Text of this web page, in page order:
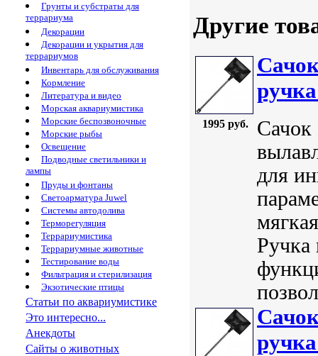
Грунты и субстраты для
террариума
Декорации
Декорации и укрытия для
террариумов
Инвентарь для обслуживания
Кормление
Литература и видео
Морская аквариумистика
Морские беспозвоночные
Морские рыбы
Освещение
Подводные светильники и
лампы
Пруды и фонтаны
Светоарматура Juwel
Системы автодолива
Терморегуляция
Террариумистика
Террариумные животные
Тестирование воды
Фильтрация и стерилизация
Экзотические птицы
Статьи по аквариумистике
Это интересно...
Анекдоты
Сайты о животных
Другие
1995 руб.
Сачок
для
Ручка